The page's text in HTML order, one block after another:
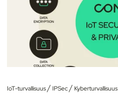
IoT-turvallisuus/ IPSec/ Kyberturvallisuus